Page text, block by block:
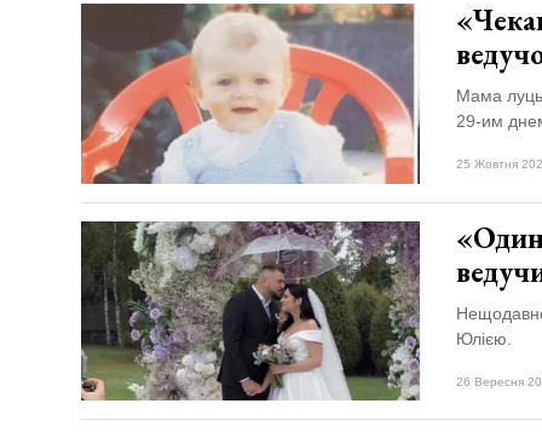
Мама
29-им
25 Жовтня
Юлією.
26 Вересня